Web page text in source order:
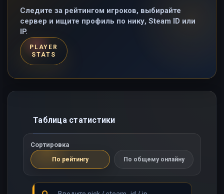
Следите за рейтингом игроков, выбирайте
сервер и ищите профиль по нику, Steam ID или
IP.
PLAYER
STATS
Таблица статистики
Сортировка
По рейтингу По общему онлайну